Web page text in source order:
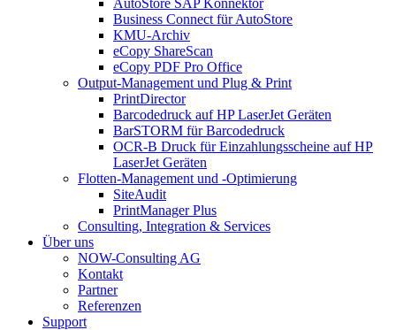
Business Connect für AutoStore
KMU-Archiv
eCopy ShareScan
eCopy PDF Pro Office
Output-Management und Plug & Print
PrintDirector
Barcodedruck auf HP LaserJet Geräten
BarSTORM für Barcodedruck
OCR-B Druck für Einzahlungsscheine auf HP
LaserJet Geräten
Flotten-Management und -Optimierung
SiteAudit
PrintManager Plus
Consulting, Integration & Services
Über uns
NOW-Consulting AG
Kontakt
Partner
Referenzen
Support